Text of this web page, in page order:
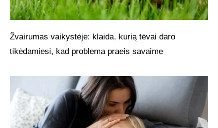
Žvairumas vaikystėje: klaida, kurią tėvai daro
tikėdamiesi, kad problema praeis savaime